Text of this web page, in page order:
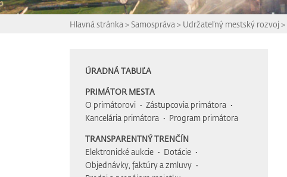
Hlavná stránka > Samospráva > Udržateľný mestský rozvoj>
ÚRADNÁ TABUĽA
PRIMÁTOR MESTA
O primátorovi
Zástupcovia primátora
Kancelária primátora
Program primátora
TRANSPARENTNÝ TRENČÍN
Elektronické aukcie
Dotácie
Objednávky, faktúry a zmluvy